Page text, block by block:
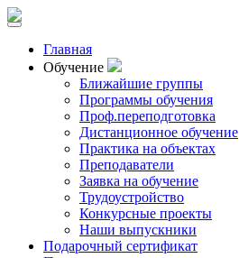
Главная
Обучение
Ближайшие группы
Программы обучения
Проф.переподготовка
Дистанционное обучение
Практика на объектах
Преподаватели
Заявка на обучение
Трудоустройство
Конкурсные проекты
Наши выпускники
Подарочный сертификат